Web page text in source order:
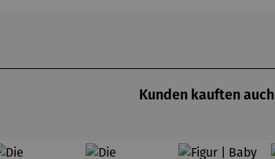
Kunden kauften auch